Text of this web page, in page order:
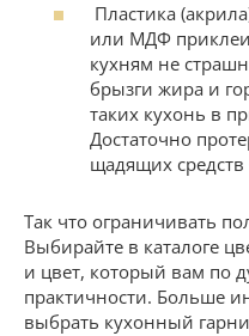
Пластика
или МДФ
кухням не
брызги жира и
таких кухонь в
Достаточно
щадящих
Так что ограничивать
Выбирайте в каталоге
и цвет, который вам по
практичности. Больше
выбрать кухонный